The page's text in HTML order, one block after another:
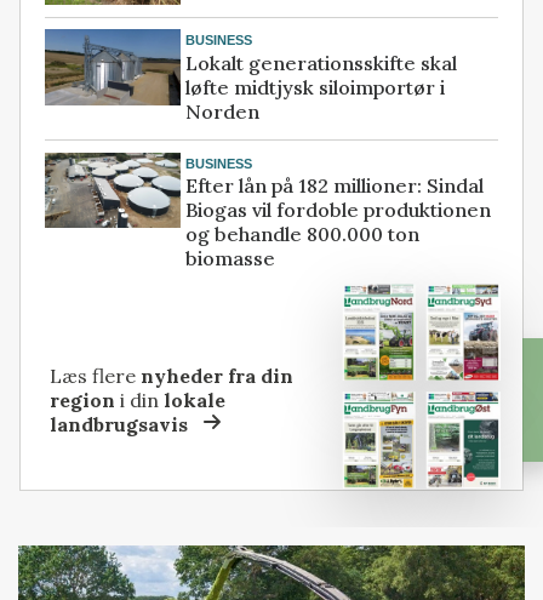
BUSINESS
Lokalt generationsskifte skal
løfte midtjysk siloimportør i
Norden
BUSINESS
Efter lån på 182 millioner: Sindal
Biogas vil fordoble produktionen
og behandle 800.000 ton
biomasse
Læs flere nyheder fra din
region i dinlokale
landbrugsavis